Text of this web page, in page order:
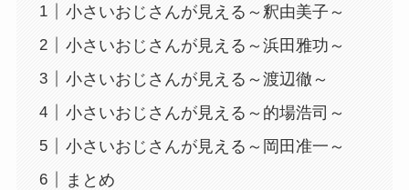
小さいおじさんが見える～釈由美子～
小さいおじさんが見える～浜田雅功～
小さいおじさんが見える～渡辺徹～
小さいおじさんが見える～的場浩司～
小さいおじさんが見える～岡田准一～
まとめ